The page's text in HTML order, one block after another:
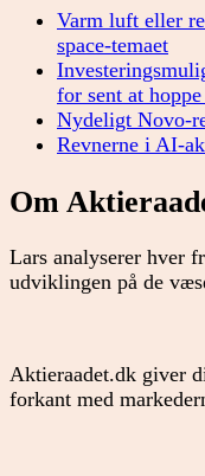
Varm luft eller
space-temaet
for sent at
Nydeligt Novo-
Revnerne i AI-
Om
Lars analyserer hver
udviklingen på de
Aktieraadet.dk giver
forkant med